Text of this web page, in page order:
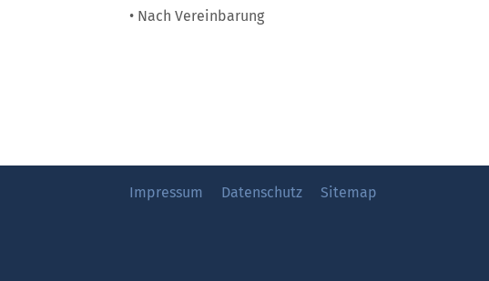
• Nach Vereinbarung
Impressum Datenschutz Sitemap